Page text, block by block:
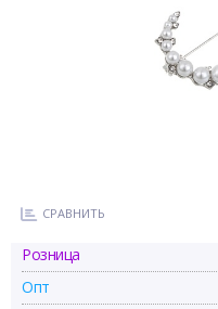
СРАВНИТЬ
Розница
Опт